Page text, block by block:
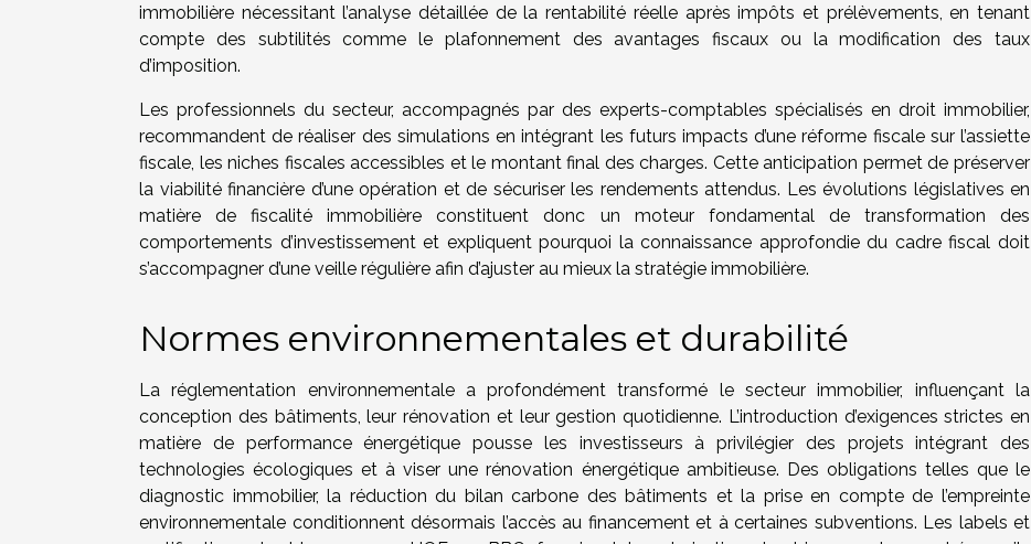
immobilière nécessitant l’analyse détaillée de la rentabilité réelle après impôts et prélèvements, en tenant
compte des subtilités comme le plafonnement des avantages fiscaux ou la modification des taux
d’imposition.
Les professionnels du secteur, accompagnés par des experts-comptables spécialisés en droit immobilier,
recommandent de réaliser des simulations en intégrant les futurs impacts d’une réforme fiscale sur l’assiette
fiscale, les niches fiscales accessibles et le montant final des charges. Cette anticipation permet de préserver
la viabilité financière d’une opération et de sécuriser les rendements attendus. Les évolutions législatives en
matière de fiscalité immobilière constituent donc un moteur fondamental de transformation des
comportements d’investissement et expliquent pourquoi la connaissance approfondie du cadre fiscal doit
s’accompagner d’une veille régulière afin d’ajuster au mieux la stratégie immobilière.
Normes environnementales et durabilité
La réglementation environnementale a profondément transformé le secteur immobilier, influençant la
conception des bâtiments, leur rénovation et leur gestion quotidienne. L’introduction d’exigences strictes en
matière de performance énergétique pousse les investisseurs à privilégier des projets intégrant des
technologies écologiques et à viser une rénovation énergétique ambitieuse. Des obligations telles que le
diagnostic immobilier, la réduction du bilan carbone des bâtiments et la prise en compte de l’empreinte
environnementale conditionnent désormais l’accès au financement et à certaines subventions. Les labels et